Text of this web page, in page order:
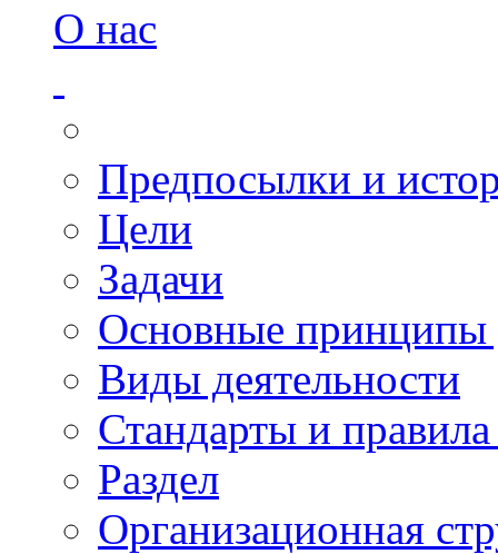
О нас
Предпосылки и
Цели
Задачи
Основные принципы
Виды деятельности
Стандарты и
Раздел
Организационная